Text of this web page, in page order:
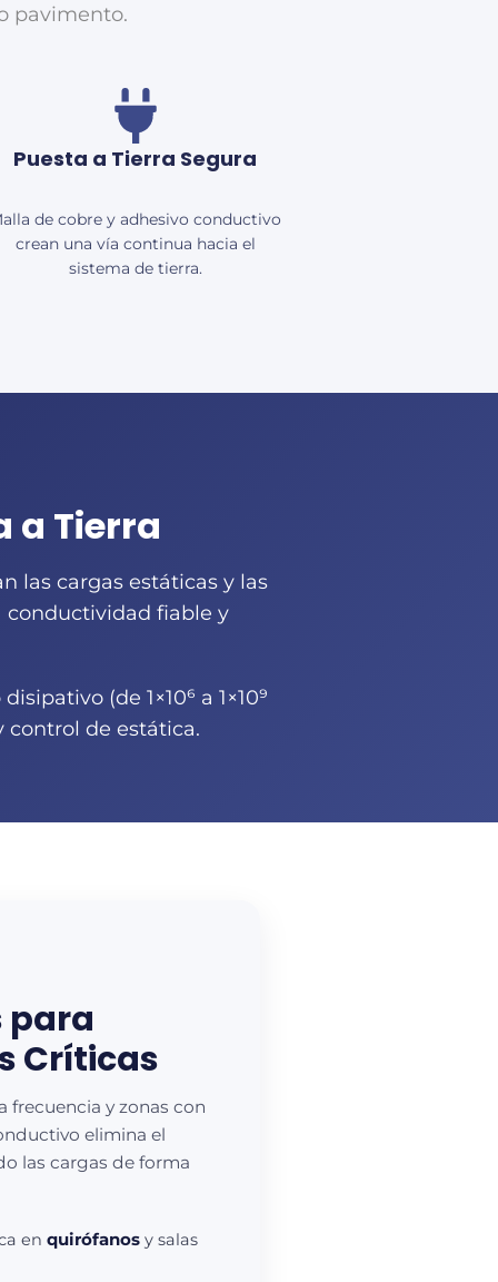
pavimento.
Puesta a Tierra Segura
de cobre y adhesivo conductivo
crean una vía continua hacia el
sistema de tierra.
a Tierra
las cargas estáticas y las
conductividad fiable y
(de 1×10⁶ a 1×10⁹
control de estática.
para
Críticas
frecuencia y zonas con
elimina el
las cargas de forma
en quirófanos y salas